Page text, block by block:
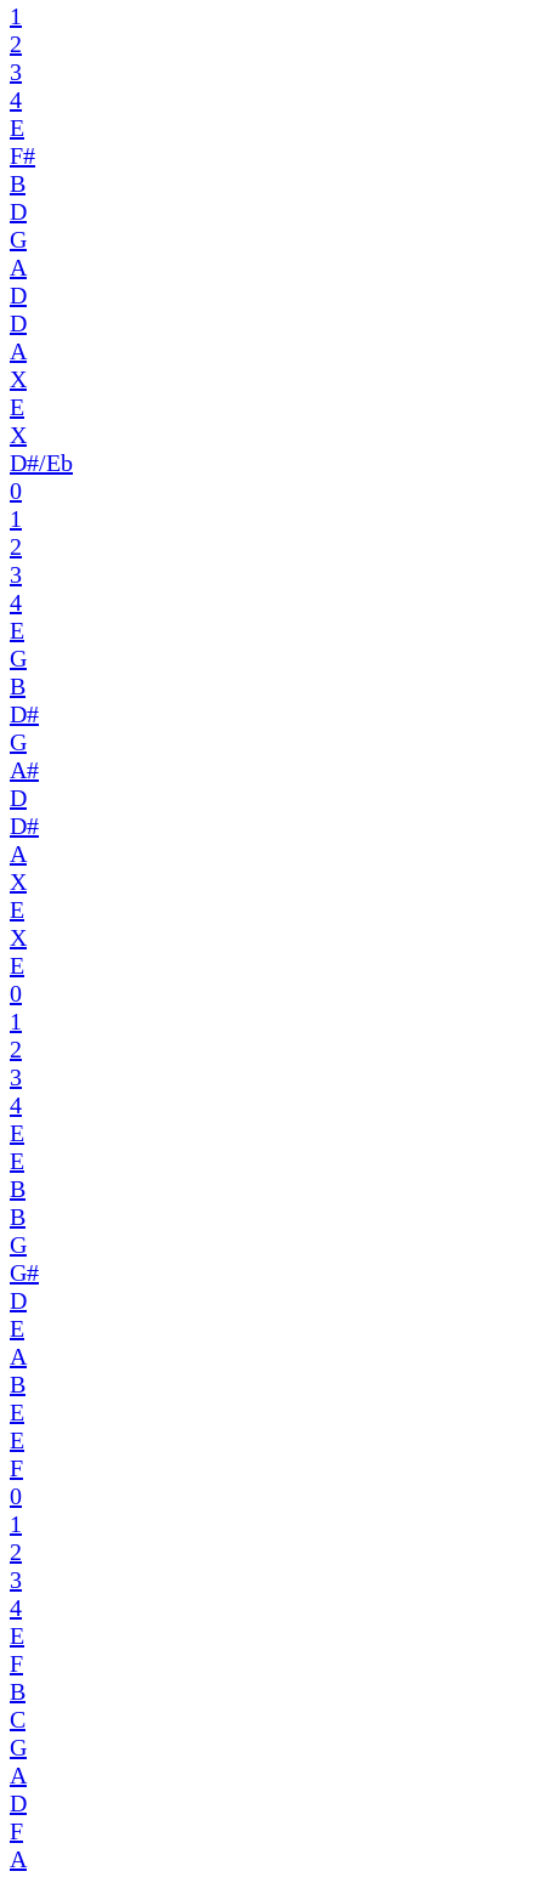
1
2
3
4
E
F#
B
D
G
A
D
D
A
X
E
X
D#/Eb
0
1
2
3
4
E
G
B
D#
G
A#
D
D#
A
X
E
X
E
0
1
2
3
4
E
E
B
B
G
G#
D
E
A
B
E
E
F
0
1
2
3
4
E
F
B
C
G
A
D
F
A